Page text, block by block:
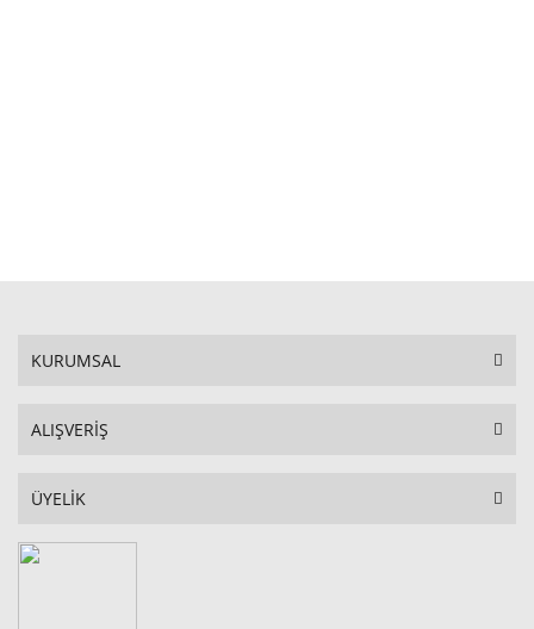
KURUMSAL
ALIŞVERİŞ
ÜYELİK